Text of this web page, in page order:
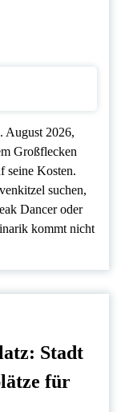
August 2026,
Großflecken
seine Kosten.
suchen,
Dancer oder
kommt nicht
Stadt
für